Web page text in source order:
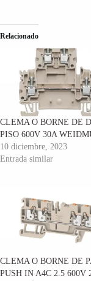
Relacionado
CLEMA O BORNE DE
PISO 600V 30A
10 diciembre, 2023
Entrada similar
CLEMA O BORNE DE
PUSH IN A4C 2.5 600V